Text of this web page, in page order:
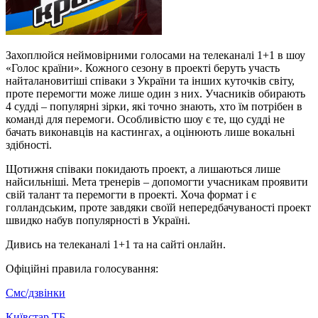
Захоплюйся неймовірними голосами на телеканалі 1+1 в шоу
«Голос країни». Кожного сезону в проекті беруть участь
найталановитіші співаки з України та інших куточків світу,
проте перемогти може лише один з них. Учасників обирають
4 судді – популярні зірки, які точно знають, хто їм потрібен в
команді для перемоги. Особливістю шоу є те, що судді не
бачать виконавців на кастингах, а оцінюють лише вокальні
здібності.
Щотижня співаки покидають проект, а лишаються лише
найсильніші. Мета тренерів – допомогти учасникам проявити
свій талант та перемогти в проекті. Хоча формат і є
голландським, проте завдяки своїй непередбачуваності проект
швидко набув популярності в Україні.
Дивись на телеканалі 1+1 та на сайті онлайн.
Офіційні правила голосування:
Смс/дзвінки